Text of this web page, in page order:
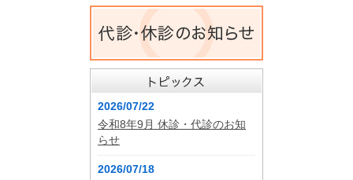
2026/07/22
令和8年9月 休診・代診のお知
らせ
2026/07/18